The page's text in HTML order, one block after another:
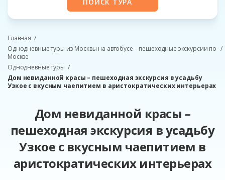
Главная
Однодневные туры из Москвы на автобусе – пешеходные экскурсии по
Москве
Однодневные туры
Дом невиданной красы – пешеходная экскурсия в усадьбу
Узкое с вкусным чаепитием в аристократических интерьерах
Дом невиданной красы –
пешеходная экскурсия в усадьбу
Узкое с вкусным чаепитием в
аристократических интерьерах